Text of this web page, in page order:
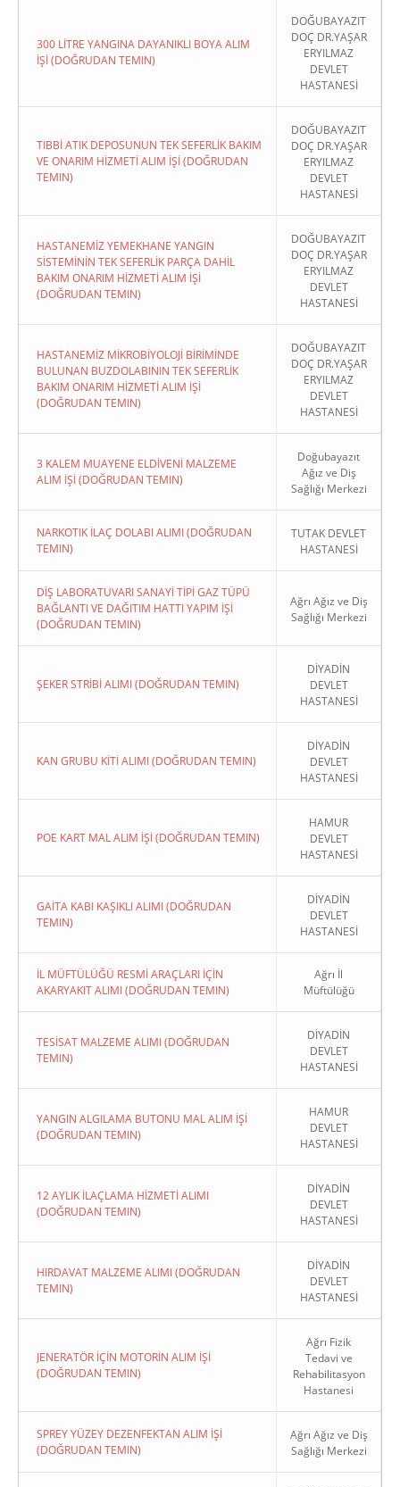
300 LİTRE YANGINA DAYANIKLI BOYA ALIM
İŞİ (DOĞRUDAN TEMIN)
DOĞUBAYAZIT
DOÇ DR.YAŞAR
ERYILMAZ
DEVLET
HASTANESİ
TIBBİ ATIK DEPOSUNUN TEK SEFERLİK BAKIM
VE ONARIM HİZMETİ ALIM İŞİ (DOĞRUDAN
TEMIN)
DOĞUBAYAZIT
DOÇ DR.YAŞAR
ERYILMAZ
DEVLET
HASTANESİ
HASTANEMİZ YEMEKHANE YANGIN
SİSTEMİNİN TEK SEFERLİK PARÇA DAHİL
BAKIM ONARIM HİZMETİ ALIM İŞİ
(DOĞRUDAN TEMIN)
DOĞUBAYAZIT
DOÇ DR.YAŞAR
ERYILMAZ
DEVLET
HASTANESİ
HASTANEMİZ MİKROBİYOLOJİ BİRİMİNDE
BULUNAN BUZDOLABININ TEK SEFERLİK
BAKIM ONARIM HİZMETİ ALIM İŞİ
(DOĞRUDAN TEMIN)
DOĞUBAYAZIT
DOÇ DR.YAŞAR
ERYILMAZ
DEVLET
HASTANESİ
3 KALEM MUAYENE ELDİVENİ MALZEME
ALIM İŞİ (DOĞRUDAN TEMIN)
Doğubayazıt
Ağız ve Diş
Sağlığı Merkezi
NARKOTIK İLAÇ DOLABI ALIMI (DOĞRUDAN
TEMIN)
TUTAK DEVLET
HASTANESİ
DİŞ LABORATUVARI SANAYİ TİPİ GAZ TÜPÜ
BAĞLANTI VE DAĞITIM HATTI YAPIM İŞİ
(DOĞRUDAN TEMIN)
Ağrı Ağız ve Diş
Sağlığı Merkezi
ŞEKER STRİBİ ALIMI (DOĞRUDAN TEMIN)
DİYADİN
DEVLET
HASTANESİ
KAN GRUBU KİTİ ALIMI (DOĞRUDAN TEMIN)
DİYADİN
DEVLET
HASTANESİ
POE KART MAL ALIM İŞİ (DOĞRUDAN TEMIN)
HAMUR
DEVLET
HASTANESİ
GAİTA KABI KAŞIKLI ALIMI (DOĞRUDAN
TEMIN)
DİYADİN
DEVLET
HASTANESİ
İL MÜFTÜLÜĞÜ RESMİ ARAÇLARI İÇİN
AKARYAKIT ALIMI (DOĞRUDAN TEMIN)
Ağrı İl
Müftülüğü
TESİSAT MALZEME ALIMI (DOĞRUDAN
TEMIN)
DİYADİN
DEVLET
HASTANESİ
YANGIN ALGILAMA BUTONU MAL ALIM İŞİ
(DOĞRUDAN TEMIN)
HAMUR
DEVLET
HASTANESİ
12 AYLIK İLAÇLAMA HİZMETİ ALIMI
(DOĞRUDAN TEMIN)
DİYADİN
DEVLET
HASTANESİ
HIRDAVAT MALZEME ALIMI (DOĞRUDAN
TEMIN)
DİYADİN
DEVLET
HASTANESİ
JENERATÖR İÇİN MOTORİN ALIM İŞİ
(DOĞRUDAN TEMIN)
Ağrı Fizik
Tedavi ve
Rehabilitasyon
Hastanesi
SPREY YÜZEY DEZENFEKTAN ALIM İŞİ
(DOĞRUDAN TEMIN)
Ağrı Ağız ve Diş
Sağlığı Merkezi